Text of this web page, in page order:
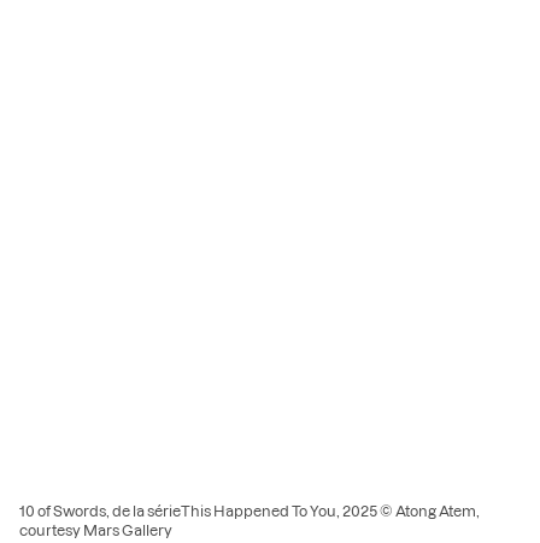
10 of Swords, de la sérieThis Happened To You, 2025 © Atong Atem,
courtesy Mars Gallery